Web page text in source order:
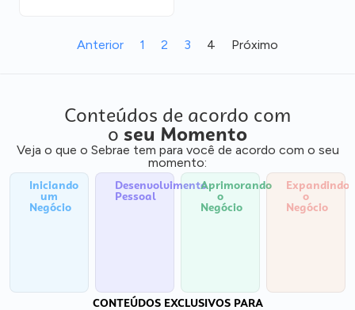
Anterior 1 2 3 4 Próximo
Conteúdos de acordo com
o seu Momento
Veja o que o Sebrae tem para você de acordo com o seu
momento:
Iniciando
um
Negócio
Desenvolvimento
Pessoal
Aprimorando
o
Negócio
Expandindo
o
Negócio
CONTEÚDOS EXCLUSIVOS PARA